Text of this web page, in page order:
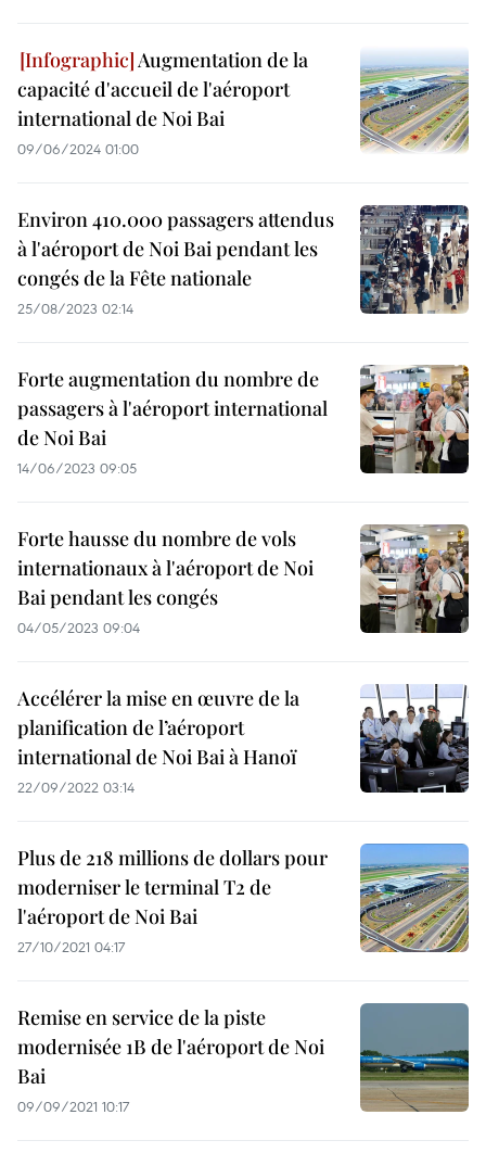
Augmentation de la
capacité d'accueil de l'aéroport
international de Noi Bai
09/06/2024 01:00
Environ 410.000 passagers attendus
à l'aéroport de Noi Bai pendant les
congés de la Fête nationale
25/08/2023 02:14
Forte augmentation du nombre de
passagers à l'aéroport international
de Noi Bai
14/06/2023 09:05
Forte hausse du nombre de vols
internationaux à l'aéroport de Noi
Bai pendant les congés
04/05/2023 09:04
Accélérer la mise en œuvre de la
planification de l’aéroport
international de Noi Bai à Hanoï
22/09/2022 03:14
Plus de 218 millions de dollars pour
moderniser le terminal T2 de
l'aéroport de Noi Bai
27/10/2021 04:17
Remise en service de la piste
modernisée 1B de l'aéroport de Noi
Bai
09/09/2021 10:17